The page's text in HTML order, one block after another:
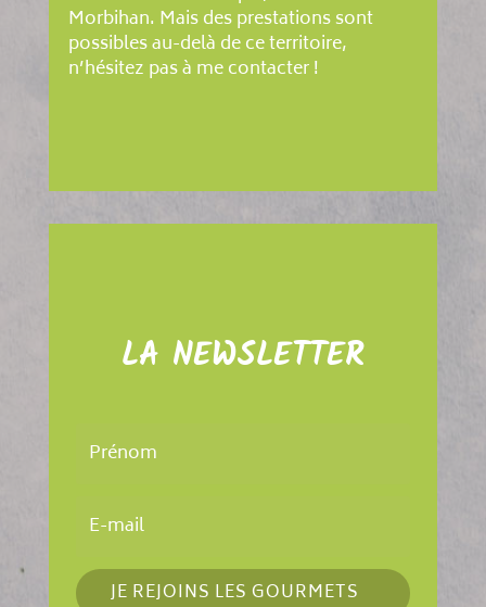
Morbihan. Mais des prestations sont
possibles au-delà de ce territoire,
n’hésitez pas à me contacter !
LA NEWSLETTER
JE REJOINS LES GOURMETS